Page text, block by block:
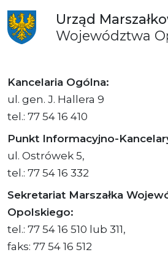
Urząd
Województwa
Kancelaria Ogólna:
ul. gen. J. Hallera 9
tel.: 77 54 16 410
Punkt Informacyjno-
ul. Ostrówek 5,
tel.: 77 54 16 332
Sekretariat Marszałka
Opolskiego:
tel.: 77 54 16 510 lub 311,
faks: 77 54 16 512